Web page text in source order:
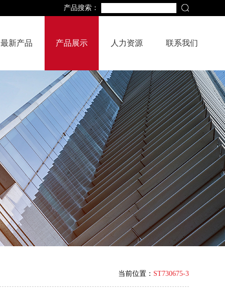
产品搜索：
最新产品 产品展示 人力资源 联系我们
当前位置： ST730675-3